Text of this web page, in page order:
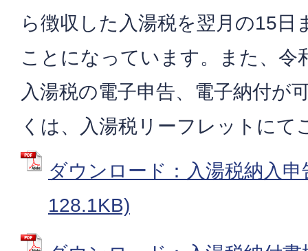
ら徴収した入湯税を翌月の15日
ことになっています。また、令
入湯税の電子申告、電子納付が
くは、入湯税リーフレットにて
ダウンロード：入湯税納入
128.1KB)